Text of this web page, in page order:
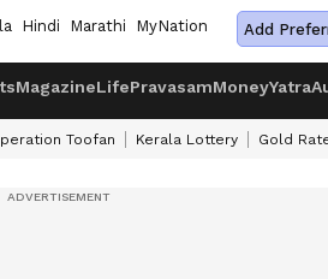
Hindi Marathi MyNation Add
MagazineLifePravasamMoneyYatra
Toofan Kerala Lottery Gold